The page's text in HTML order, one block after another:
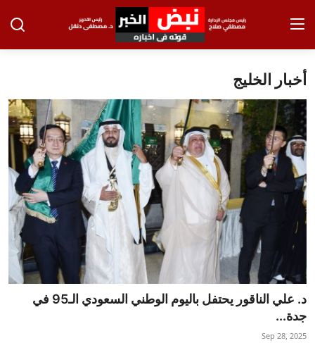
تسجيل الدخول
الرئيسية
الاخبار
الاقتصاد
التعليم
الطب والعلوم
الفن والثقافة
تكنولوجيا وإتصالات
أخبار الخليج
د. علي الناقور يحتفل باليوم الوطني السعودي الـ95 في
جدة...
Sep 28, 2025